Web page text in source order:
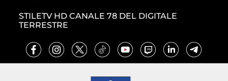
STILETV HD CANALE 78 DEL DIGITALE
TERRESTRE